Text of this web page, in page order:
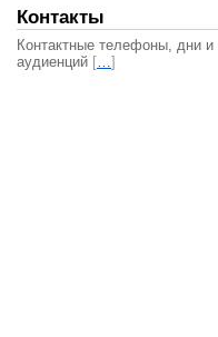
Контакты
Контактные телефоны, дни и
аудиенций […]